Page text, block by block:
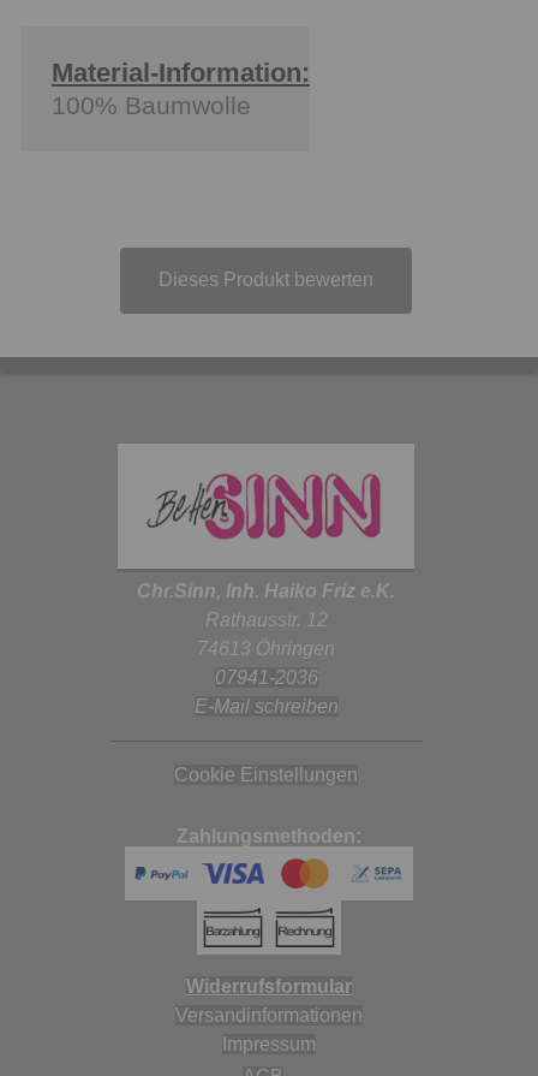
Material-Information:
100% Baumwolle
Dieses Produkt bewerten
Chr.Sinn, Inh. Haiko Friz e.K.
Rathausstr. 12
74613 Öhringen
07941-2036
E-Mail schreiben
Cookie Einstellungen
Zahlungsmethoden:
Widerrufsformular
Versandinformationen
Impressum